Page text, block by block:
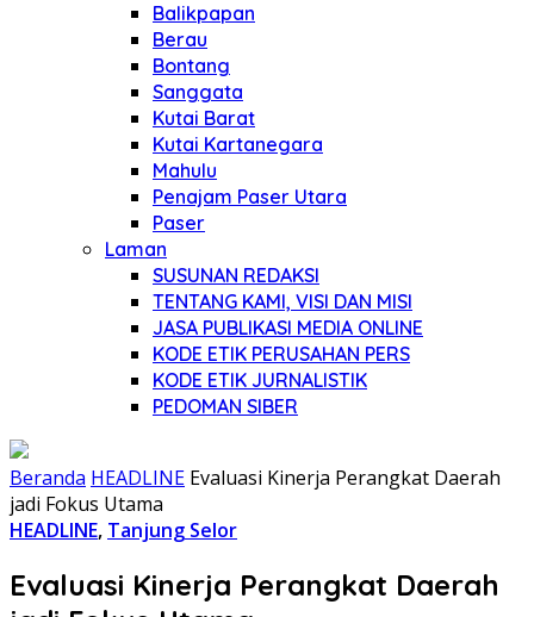
Balikpapan
Berau
Bontang
Sanggata
Kutai Barat
Kutai Kartanegara
Mahulu
Penajam Paser Utara
Paser
Laman
SUSUNAN REDAKSI
TENTANG KAMI, VISI DAN MISI
JASA PUBLIKASI MEDIA ONLINE
KODE ETIK PERUSAHAN PERS
KODE ETIK JURNALISTIK
PEDOMAN SIBER
Beranda HEADLINE Evaluasi Kinerja Perangkat Daerah
jadi Fokus Utama
HEADLINE, Tanjung Selor
Evaluasi Kinerja Perangkat Daerah